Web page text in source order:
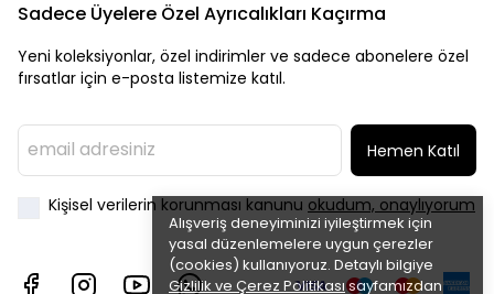
Alışveriş deneyiminizi iyileştirmek için
yasal düzenlemelere uygun çerezler
(cookies) kullanıyoruz. Detaylı bilgiye
Gizlilik ve Çerez Politikasısayfamızdan
Sadece Üyelere Özel Ayrıcalıkları Kaçırma
Yeni koleksiyonlar, özel indirimler ve sadece abonelere özel
fırsatlar için e-posta listemize katıl.
Hemen Katıl
Kişisel verilerin korunması kanunu okudum, onaylıyorum